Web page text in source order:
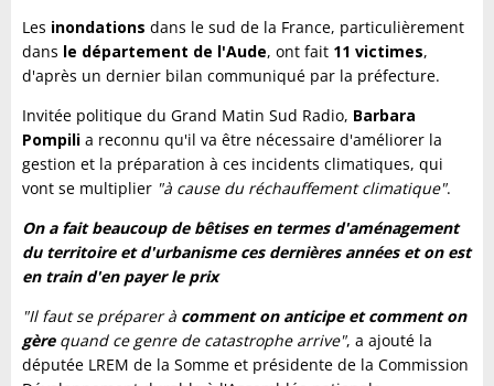
Les inondations dans le sud de la France, particulièrement
dans le département de l'Aude, ont fait 11 victimes,
d'après un dernier bilan communiqué par la préfecture.
Invitée politique du Grand Matin Sud Radio, Barbara
Pompili a reconnu qu'il va être nécessaire d'améliorer la
gestion et la préparation à ces incidents climatiques, qui
vont se multiplier "à cause du réchauffement climatique".
On a fait beaucoup de bêtises en termes d'aménagement
du territoire et d'urbanisme ces dernières années et on est
en train d'en payer le prix
"Il faut se préparer à comment on anticipe et comment on
gère quand ce genre de catastrophe arrive", a ajouté la
députée LREM de la Somme et présidente de la Commission